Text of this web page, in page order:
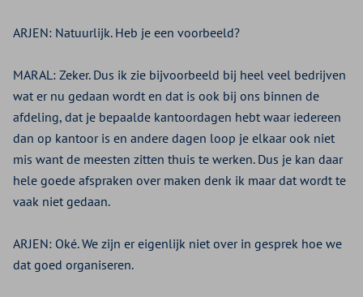
ARJEN: Natuurlijk. Heb je een voorbeeld?
MARAL: Zeker. Dus ik zie bijvoorbeeld bij heel veel bedrijven
wat er nu gedaan wordt en dat is ook bij ons binnen de
afdeling, dat je bepaalde kantoordagen hebt waar iedereen
dan op kantoor is en andere dagen loop je elkaar ook niet
mis want de meesten zitten thuis te werken. Dus je kan daar
hele goede afspraken over maken denk ik maar dat wordt te
vaak niet gedaan.
ARJEN: Oké. We zijn er eigenlijk niet over in gesprek hoe we
dat goed organiseren.